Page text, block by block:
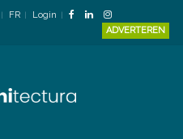
FR
Login
ADVERTEREN